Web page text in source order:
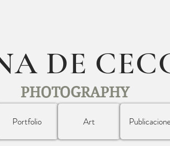
DE
PHOTOGRAPHY
Portfolio Art